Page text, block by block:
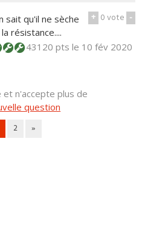
+ 0vote -
sait qu'il ne sèche
résistance....
43120 ptsle 10 fév 2020
n'accepte plus de
question
2 »